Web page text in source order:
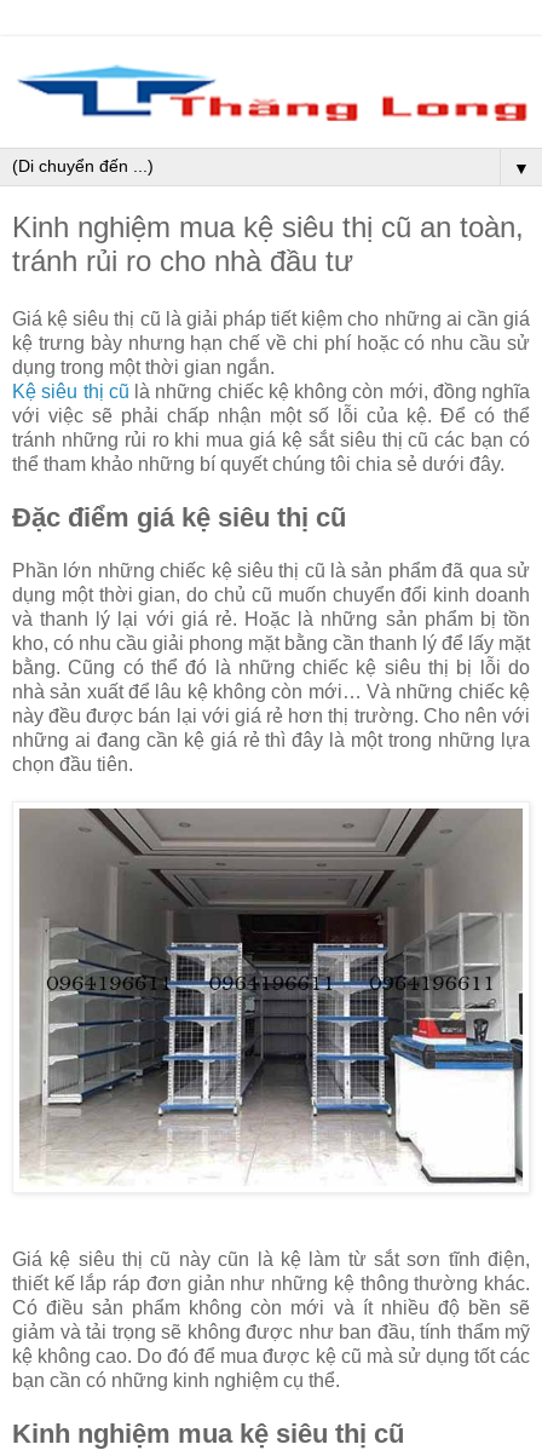
▼
Kinh nghiệm mua kệ siêu thị cũ an toàn,
tránh rủi ro cho nhà đầu tư
Giá kệ siêu thị cũ là giải pháp tiết kiệm cho những ai cần giá
kệ trưng bày nhưng hạn chế về chi phí hoặc có nhu cầu sử
dụng trong một thời gian ngắn.
Kệ siêu thị cũ là những chiếc kệ không còn mới, đồng nghĩa
với việc sẽ phải chấp nhận một số lỗi của kệ. Để có thể
tránh những rủi ro khi mua giá kệ sắt siêu thị cũ các bạn có
thể tham khảo những bí quyết chúng tôi chia sẻ dưới đây.
Đặc điểm giá kệ siêu thị cũ
Phần lớn những chiếc kệ siêu thị cũ là sản phẩm đã qua sử
dụng một thời gian, do chủ cũ muốn chuyển đổi kinh doanh
và thanh lý lại với giá rẻ. Hoặc là những sản phẩm bị tồn
kho, có nhu cầu giải phong mặt bằng cần thanh lý để lấy mặt
bằng. Cũng có thể đó là những chiếc kệ siêu thị bị lỗi do
nhà sản xuất để lâu kệ không còn mới… Và những chiếc kệ
này đều được bán lại với giá rẻ hơn thị trường. Cho nên với
những ai đang cần kệ giá rẻ thì đây là một trong những lựa
chọn đầu tiên.
Giá kệ siêu thị cũ này cũn là kệ làm từ sắt sơn tĩnh điện,
thiết kế lắp ráp đơn giản như những kệ thông thường khác.
Có điều sản phẩm không còn mới và ít nhiều độ bền sẽ
giảm và tải trọng sẽ không được như ban đầu, tính thẩm mỹ
kệ không cao. Do đó để mua được kệ cũ mà sử dụng tốt các
bạn cần có những kinh nghiệm cụ thể.
Kinh nghiệm mua kệ siêu thị cũ